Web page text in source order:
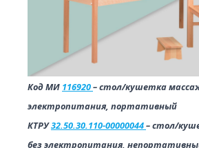
Код МИ 116920– стол/кушетка
электропитания, портативный
КТРУ32.50.30.110-00000044– стол/
без электропитания,